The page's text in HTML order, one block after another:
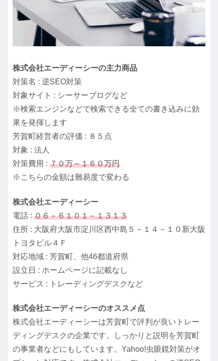
株式会社エーディーシーの主力商品
対策名 : 逆SEO対策
対象サイト : シーサーブログなど
※検索エンジンなどで検索できる全ての書き込みに効
果を発揮します
芳賀町経営者の評価 : ８５点
対象 : 法人
対策費用 : ７０万～１６０万円
※こちらの金額は難易度で変わる
株式会社エーディーシー
電話 : ０６－６１０１－１３１３
住所 : 大阪府大阪市淀川区西中島５－１４－１０新大阪
トヨタビル４Ｆ
対応地域 : 芳賀町、他46都道府県
設立日 : ホームページに記載なし
サービス : トレーディングデスクなど
株式会社エーディーシーのオススメ点
株式会社エーディーシーは芳賀町で評判が良いトレー
ディングデスクの企業です。しっかりと説明を芳賀町
の事業者などにもしています。Yahoo!虫眼鏡対策がオ